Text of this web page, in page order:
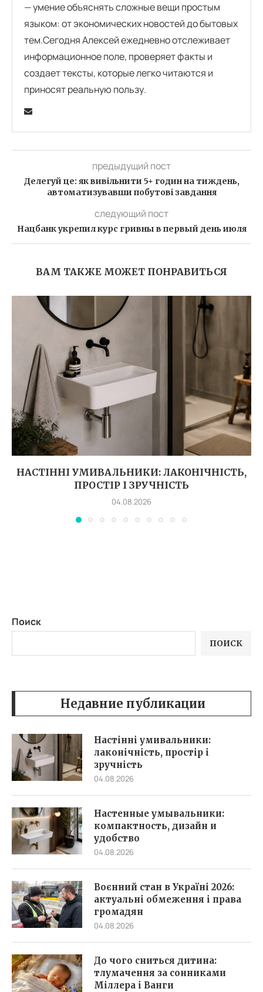
— умение объяснять сложные вещи простым
языком: от экономических новостей до бытовых
тем.Сегодня Алексей ежедневно отслеживает
информационное поле, проверяет факты и
создает тексты, которые легко читаются и
приносят реальную пользу.
предыдущий пост
Делегуй це: як вивільнити 5+ годин на тиждень,
автоматизувавши побутові завдання
следующий пост
Нацбанк укрепил курс гривны в первый день июля
ВАМ ТАКЖЕ МОЖЕТ ПОНРАВИТЬСЯ
НАСТІННІ УМИВАЛЬНИКИ: ЛАКОНІЧНІСТЬ,
ПРОСТІР І ЗРУЧНІСТЬ
04.08.2026
Поиск
ПОИСК
Недавние публикации
Настінні умивальники:
лаконічність, простір і
зручність
04.08.2026
Настенные умывальники:
компактность, дизайн и
удобство
04.08.2026
Воєнний стан в Україні 2026:
актуальні обмеження і права
громадян
04.08.2026
До чого сниться дитина:
тлумачення за сонниками
Міллера і Ванги